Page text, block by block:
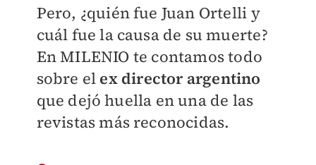
Pero, ¿quién fue Juan Ortelli y
cuál fue la causa de su muerte?
EnMILENIO te contamos todo
sobre el ex director argentino
que dejó huella en una de las
revistas más reconocidas.